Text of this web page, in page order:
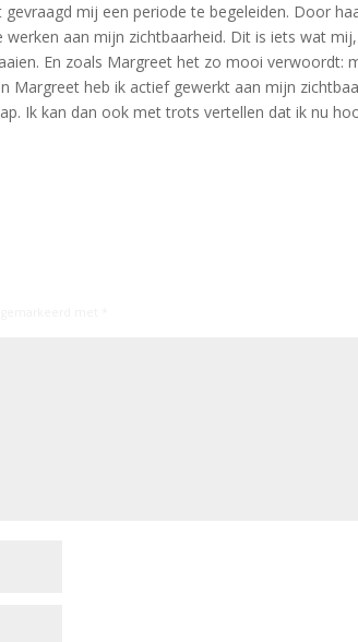
gevraagd mij een periode te begeleiden. Door
aan mijn zichtbaarheid. Dit is iets wat
En zoals Margreet het zo mooi verwoordt:
Margreet heb ik actief gewerkt aan mijn
Ik kan dan ook met trots vertellen dat ik nu